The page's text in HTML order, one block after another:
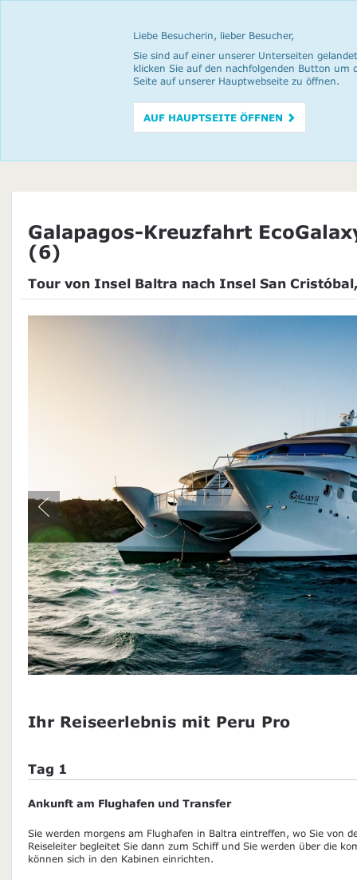
Liebe Besucherin, lieber Besucher,
Sie sind auf einer unserer Unterseiten
klicken Sie auf den nachfolgenden Button um
Seite auf unserer Hauptwebseite zu öffnen.
AUF HAUPTSEITE ÖFFNEN
Galapagos-Kreuzfahrt
(6)
Tour von Insel Baltra nach Insel San
Ihr Reiseerlebnis mit Peru Pro
Tag 1
Ankunft am Flughafen und Transfer
Sie werden morgens am Flughafen in Baltra eintreffen, wo Sie von
Reiseleiter begleitet Sie dann zum Schiff und Sie werden über die
können sich in den Kabinen einrichten.